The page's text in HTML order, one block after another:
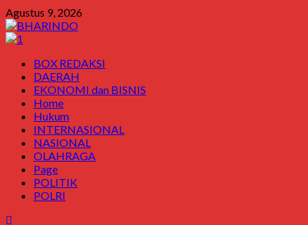
Skip
to
content
Agustus 9, 2026
Primary
Menu
BOX REDAKSI
DAERAH
EKONOMI dan BISNIS
Home
Hukum
INTERNASIONAL
NASIONAL
OLAHRAGA
Page
POLITIK
POLRI